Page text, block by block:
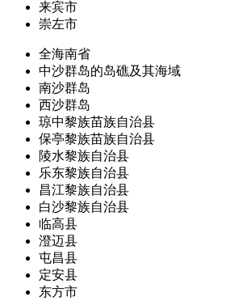
来宾市
崇左市
全海南省
中沙群岛的岛礁及其海域
南沙群岛
西沙群岛
琼中黎族苗族自治县
保亭黎族苗族自治县
陵水黎族自治县
乐东黎族自治县
昌江黎族自治县
白沙黎族自治县
临高县
澄迈县
屯昌县
定安县
东方市